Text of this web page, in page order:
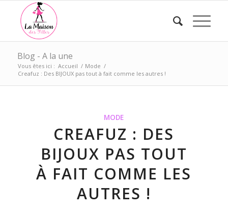
Blog - A la une
Vous êtes ici : Accueil / Mode /
Creafuz : Des BIJOUX pas tout à fait comme les autres !
MODE
CREAFUZ : DES
BIJOUX PAS TOUT
À FAIT COMME LES
AUTRES !